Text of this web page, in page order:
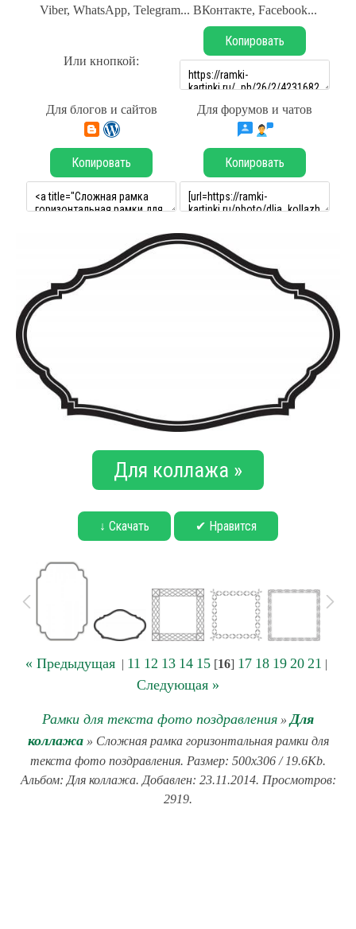
Viber, WhatsApp, Telegram... ВКонтакте, Facebook...
Или кнопкой:
Копировать
Для блогов и сайтов Для форумов и чатов
Копировать Копировать
Для коллажа »
↓ Скачать ✔ Нравится
« Предыдущая | 11 12 13 14 15 [16] 17 18 19 20 21 |
Следующая »
Рамки для текста фото поздравления » Для
коллажа» Сложная рамка горизонтальная рамки для
текста фото поздравления. Размер: 500x306 / 19.6Kb.
Альбом: Для коллажа. Добавлен: 23.11.2014. Просмотров:
2919.